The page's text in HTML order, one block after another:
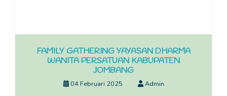
FAMILY GATHERING YAYASAN DHARMA
WANITA PERSATUAN KABUPATEN
JOMBANG
04 Februari 2025 Admin